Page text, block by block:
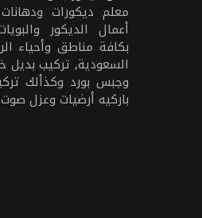
معلم ديكورات
أعمال الديكور
بكافة مناطق وأحياء
السعودية, تركيب
وجبس بورد وكذألك
باركيه أرضيات وعزل